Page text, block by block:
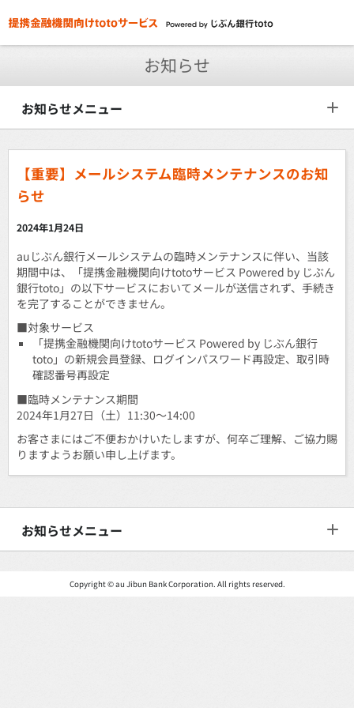
お知らせ
お知らせメニュー
【重要】メールシステム臨時メンテナンスのお知
らせ
2024年1月24日
auじぶん銀行メールシステムの臨時メンテナンスに伴い、当該
期間中は、「提携金融機関向けtotoサービス Powered by じぶん
銀行toto」の以下サービスにおいてメールが送信されず、手続き
を完了することができません。
■対象サービス
「提携金融機関向けtotoサービス Powered by じぶん銀行
toto」の新規会員登録、ログインパスワード再設定、取引時
確認番号再設定
■臨時メンテナンス期間
2024年1月27日（土）11:30～14:00
お客さまにはご不便おかけいたしますが、何卒ご理解、ご協力賜
りますようお願い申し上げます。
お知らせメニュー
Copyright © au Jibun Bank Corporation. All rights reserved.